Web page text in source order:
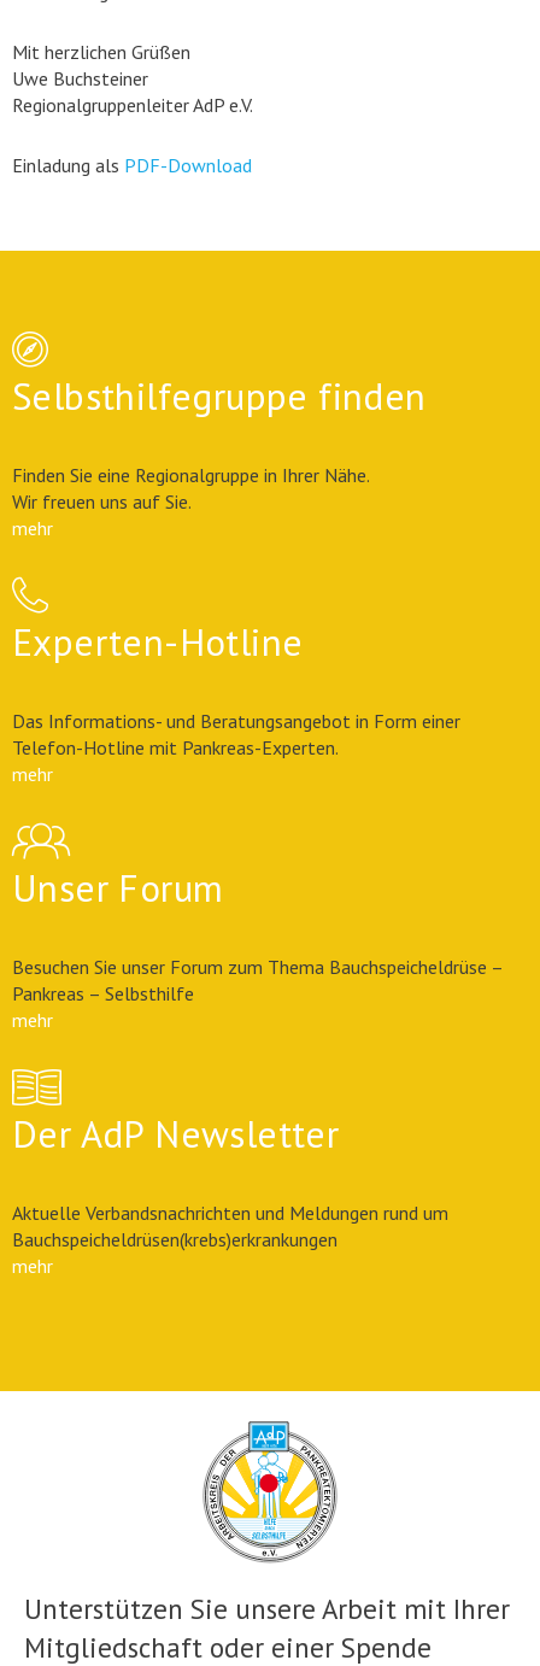
Mit herzlichen Grüßen
Uwe Buchsteiner
Regionalgruppenleiter AdP e.V.
Einladung als PDF-Download
Selbsthilfegruppe finden
Finden Sie eine Regionalgruppe in Ihrer Nähe.
Wir freuen uns auf Sie.
mehr
Experten-Hotline
Das Informations- und Beratungsangebot in Form einer
Telefon-Hotline mit Pankreas-Experten.
mehr
Unser Forum
Besuchen Sie unser Forum zum Thema Bauchspeicheldrüse –
Pankreas – Selbsthilfe
mehr
Der AdP Newsletter
Aktuelle Verbandsnachrichten und Meldungen rund um
Bauchspeicheldrüsen(krebs)erkrankungen
mehr
Unterstützen Sie unsere Arbeit mit Ihrer
Mitgliedschaft oder einer Spende